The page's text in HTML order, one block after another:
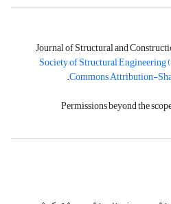
Journal of Structural and
Society of Structural Engineering
Commons Attribution-
.
Permissions beyond the